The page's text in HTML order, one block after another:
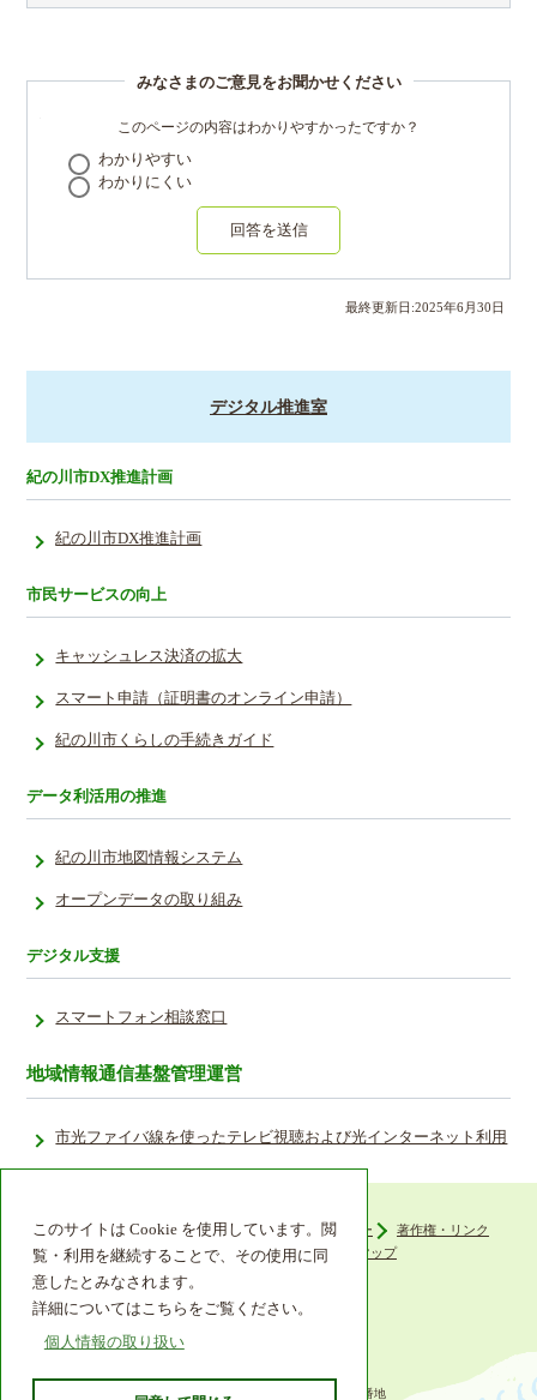
このサイトは Cookie を使用しています。閲
覧・利用を継続することで、その使用に同
意したとみなされます。
詳細についてはこちらをご覧ください。
個人情報の取り扱い
みなさまのご意見をお聞かせください
このページの内容はわかりやすかったですか？
わかりやすい
わかりにくい
回答を送信
最終更新日:2025年6月 30 日
デジタル推進室
紀の川市DX推進計画
紀の川市DX推進計画
市民サービスの向上
キャッシュレス決済の拡大
スマート申請（証明書のオンライン申請）
紀の川市くらしの手続きガイド
データ利活用の推進
紀の川市地図情報システム
オープンデータの取り組み
デジタル支援
スマートフォン相談窓口
地域情報通信基盤管理運営
市光ファイバ線を使ったテレビ視聴および光インターネット利用
ウェブアクセシビリティ プライバシーポリシー
著作権・リンク
組織機構
リンク集 サイトマップ
〒649-6492 和歌山県紀の川市西大井338番地